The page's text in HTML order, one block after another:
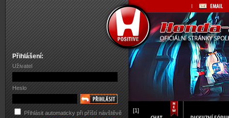
Přihlášení:
Uživatel
Heslo
Přihlásit automaticky při příští návštěvě [1]